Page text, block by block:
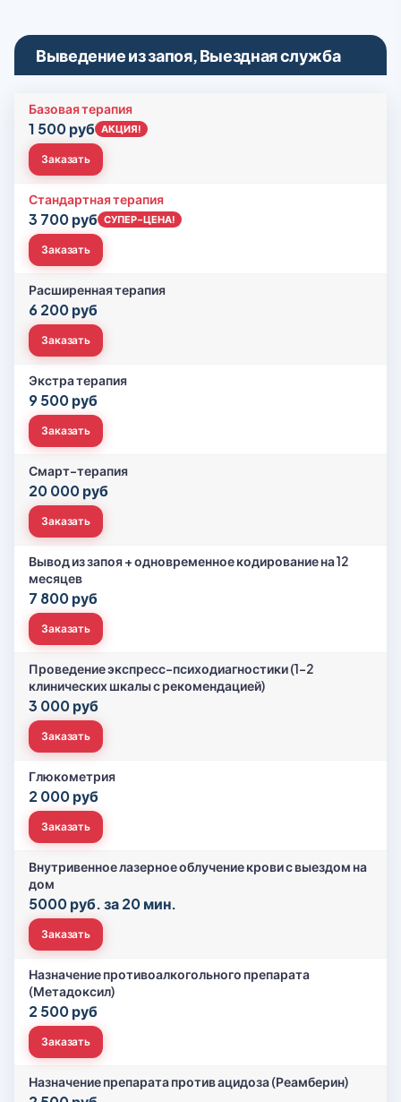
Выведение из запоя, Выездная служба
Базовая терапия
1 500 руб АКЦИЯ!
Заказать
Стандартная терапия
3 700 руб СУПЕР-ЦЕНА!
Заказать
Расширенная терапия
6 200 руб
Заказать
Экстра терапия
9 500 руб
Заказать
Смарт-терапия
20 000 руб
Заказать
Вывод из запоя + одновременное кодирование на 12
месяцев
7 800 руб
Заказать
Проведение экспресс-психодиагностики (1-2
клинических шкалы с рекомендацией)
3 000 руб
Заказать
Глюкометрия
2 000 руб
Заказать
Внутривенное лазерное облучение крови с выездом на
дом
5000 руб. за 20 мин.
Заказать
Назначение противоалкогольного препарата
(Метадоксил)
2 500 руб
Заказать
Назначение препарата против ацидоза (Реамберин)